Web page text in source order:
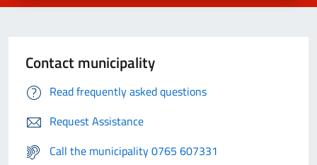
Contact municipality
Read frequently asked questions
Request Assistance
Call the municipality 0765 607331